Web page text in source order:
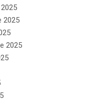
2025
2025